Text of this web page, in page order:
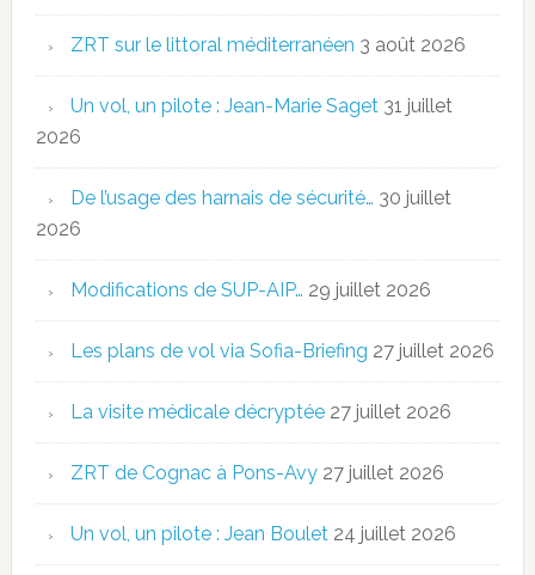
ZRT sur le littoral méditerranéen 3 août 2026
Un vol, un pilote : Jean-Marie Saget 31 juillet
2026
De l’usage des harnais de sécurité… 30 juillet
2026
Modifications de SUP-AIP… 29 juillet 2026
Les plans de vol via Sofia-Briefing 27 juillet 2026
La visite médicale décryptée 27 juillet 2026
ZRT de Cognac à Pons-Avy 27 juillet 2026
Un vol, un pilote : Jean Boulet 24 juillet 2026